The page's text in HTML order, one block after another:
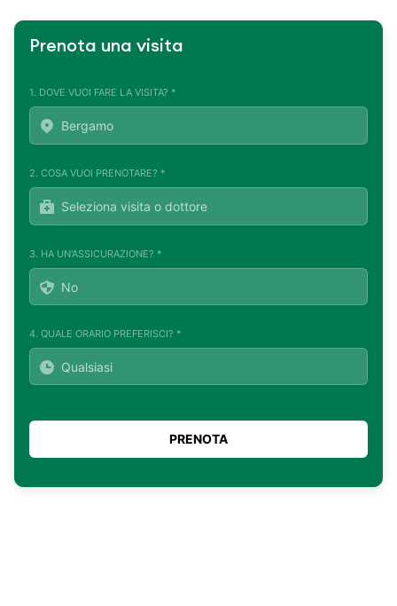
Prenota una visita
1. DOVE VUOI FARE LA VISITA? *
2. COSA VUOI PRENOTARE? *
3. HA UN'ASSICURAZIONE? *
4. QUALE ORARIO PREFERISCI? *